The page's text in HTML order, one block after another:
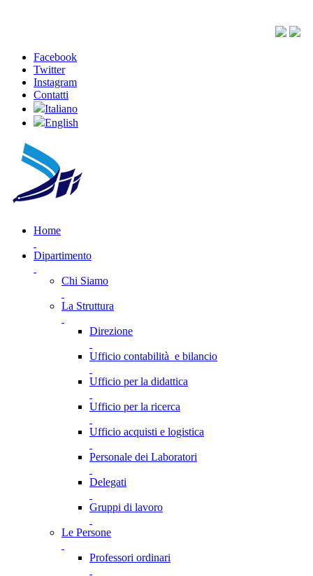
Facebook
Twitter
Instagram
Contatti
Italiano
English
Home
Dipartimento
Chi Siamo
La Struttura
Direzione
Ufficio contabilità e bilancio
Ufficio per la didattica
Ufficio per la ricerca
Ufficio acquisti e logistica
Personale dei Laboratori
Delegati
Gruppi di lavoro
Le Persone
Professori ordinari